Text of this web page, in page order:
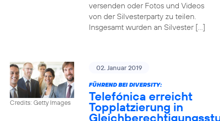
versenden oder Fotos und Videos
von der Silvesterparty zu teilen.
Insgesamt wurden an Silvester […]
Credits: Getty Images
02. Januar 2019
FÜHREND BEI DIVERSITY:
Telefónica erreicht
Topplatzierung in